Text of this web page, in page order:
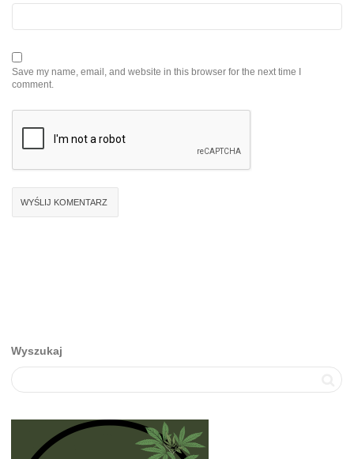
Save my name, email, and website in this browser for the next time I
comment.
Wyszukaj